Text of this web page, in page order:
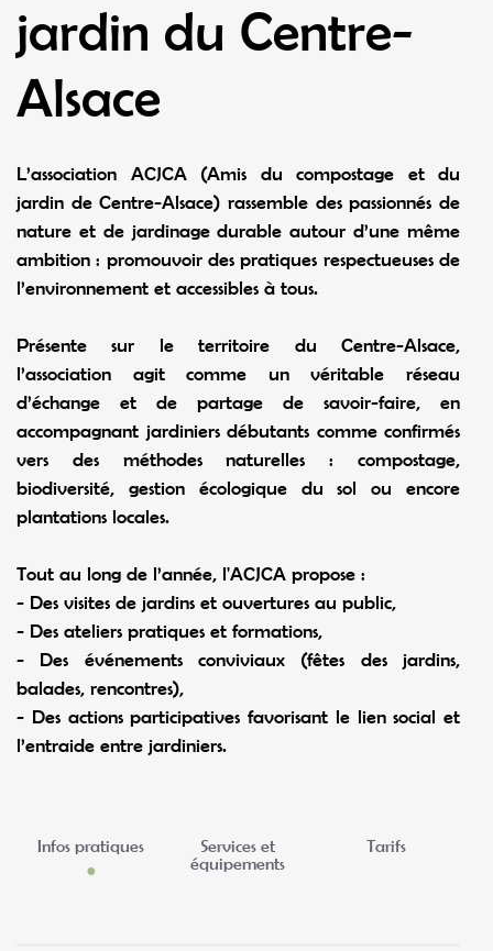
jardin du Centre-
Alsace
L’association ACJCA (Amis du compostage et du
jardin de Centre-Alsace) rassemble des passionnés de
nature et de jardinage durable autour d’une même
ambition : promouvoir des pratiques respectueuses de
l’environnement et accessibles à tous.
Présente sur le territoire du Centre-Alsace,
l’association agit comme un véritable réseau
d’échange et de partage de savoir-faire, en
accompagnant jardiniers débutants comme confirmés
vers des méthodes naturelles : compostage,
biodiversité, gestion écologique du sol ou encore
plantations locales.
Tout au long de l’année, l'ACJCA propose :
- Des visites de jardins et ouvertures au public,
- Des ateliers pratiques et formations,
- Des événements conviviaux (fêtes des jardins,
balades, rencontres),
- Des actions participatives favorisant le lien social et
l’entraide entre jardiniers.
Infos pratiques
Services et
équipements
Tarifs